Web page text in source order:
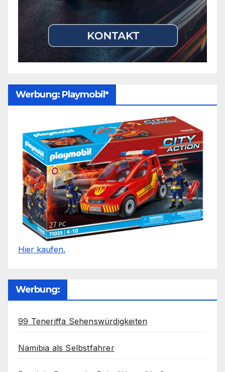
Werbung: Playmobil*
Hier kaufen.
Werbung:
99 Teneriffa Sehenswürdigkeiten
Namibia als Selbstfahrer